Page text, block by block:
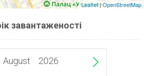
Leaflet|OpenStreetMap
завантаженості
August 2026